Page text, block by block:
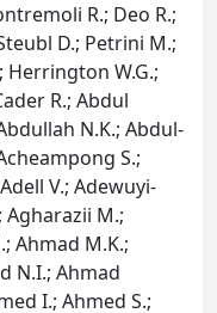
R.; Deo R.;
D.; Petrini M.;
Herrington W.G.;
R.; Abdul
N.K.; Abdul-
S.;
V.; Adewuyi-
Agharazii M.;
Ahmad M.K.;
N.I.; Ahmad
I.; Ahmed S.;